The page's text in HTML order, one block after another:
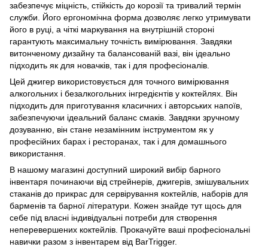
забезпечує міцність, стійкість до корозії та тривалий термін
служби. Його ергономічна форма дозволяє легко утримувати
його в руці, а чіткі маркування на внутрішній стороні
гарантують максимальну точність вимірювання. Завдяки
витонченому дизайну та балансованій вазі, він ідеально
підходить як для новачків, так і для професіоналів.
Цей джигер використовується для точного вимірювання
алкогольних і безалкогольних інгредієнтів у коктейлях. Він
підходить для приготування класичних і авторських напоїв,
забезпечуючи ідеальний баланс смаків. Завдяки зручному
дозуванню, він стане незамінним інструментом як у
професійних барах і ресторанах, так і для домашнього
використання.
В нашому магазині доступний широкий вибір барного
інвентаря починаючи від стрейнерів, джигерів, змішувальних
стаканів до прикрас для сервірування коктейлів, наборів для
барменів та барної літератури. Кожен знайде тут щось для
себе під власні індивідуальні потреби для створення
неперевершених коктейлів. Прокачуйте ваші професіональні
навички разом з інвентарем від BarTrigger.